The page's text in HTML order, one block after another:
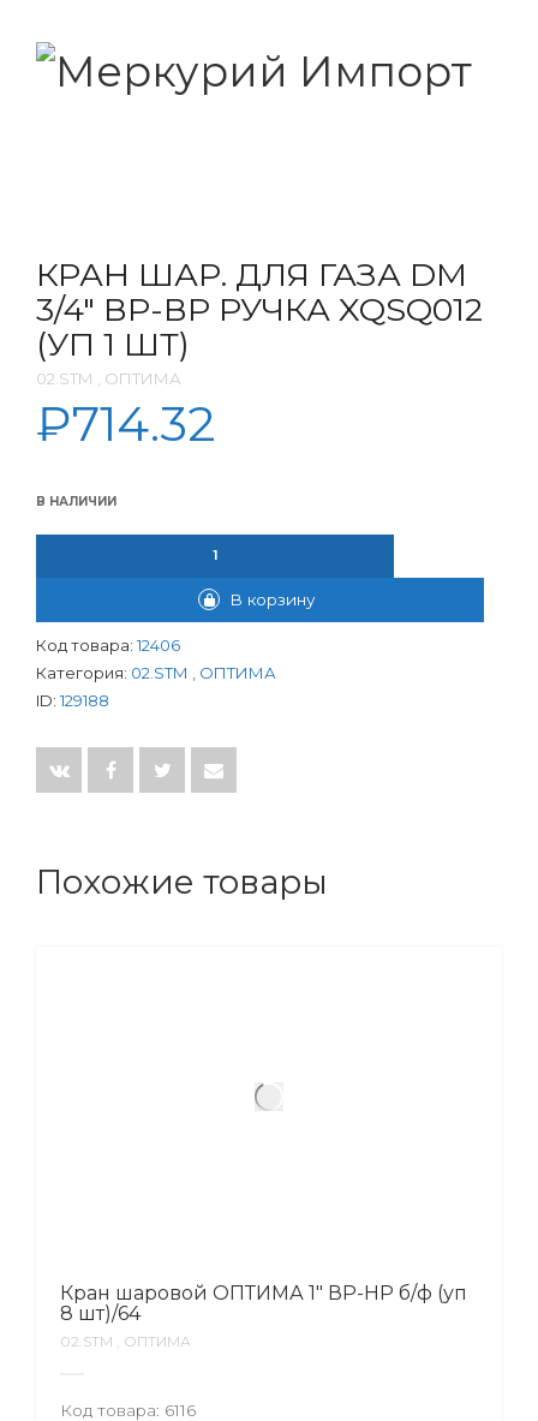
КРАН ШАР. ДЛЯ ГАЗА DM
3/4″ ВР-ВР РУЧКА XQSQ012
(УП 1 ШТ)
02.SТМ , ОПТИМА
₽714.32
В НАЛИЧИИ
В корзину
Код товара: 12406
Категория: 02.SТМ , ОПТИМА
ID: 129188
Похожие товары
Кран шаровой ОПТИМА 1″ ВР-НР б/ф (уп
8 шт)/64
02.SТМ , ОПТИМА
Код товара: 6116